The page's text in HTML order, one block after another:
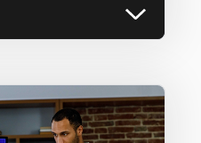
合作研究